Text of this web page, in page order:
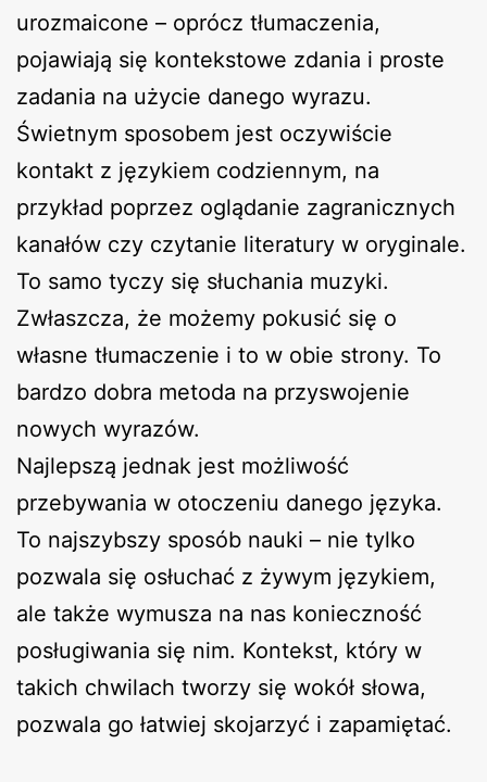
urozmaicone – oprócz tłumaczenia,
pojawiają się kontekstowe zdania i proste
zadania na użycie danego wyrazu.
Świetnym sposobem jest oczywiście
kontakt z językiem codziennym, na
przykład poprzez oglądanie zagranicznych
kanałów czy czytanie literatury w oryginale.
To samo tyczy się słuchania muzyki.
Zwłaszcza, że możemy pokusić się o
własne tłumaczenie i to w obie strony. To
bardzo dobra metoda na przyswojenie
nowych wyrazów.
Najlepszą jednak jest możliwość
przebywania w otoczeniu danego języka.
To najszybszy sposób nauki – nie tylko
pozwala się osłuchać z żywym językiem,
ale także wymusza na nas konieczność
posługiwania się nim. Kontekst, który w
takich chwilach tworzy się wokół słowa,
pozwala go łatwiej skojarzyć i zapamiętać.